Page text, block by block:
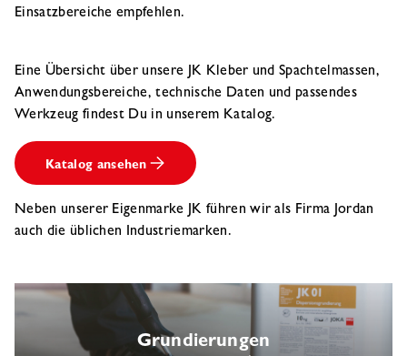
Einsatzbereiche empfehlen.
Eine Übersicht über unsere JK Kleber und Spachtelmassen,
Anwendungsbereiche, technische Daten und passendes
Werkzeug findest Du in unserem Katalog.
Katalog ansehen
Neben unserer Eigenmarke JK führen wir als Firma Jordan
auch die üblichen Industriemarken.
Grundierungen